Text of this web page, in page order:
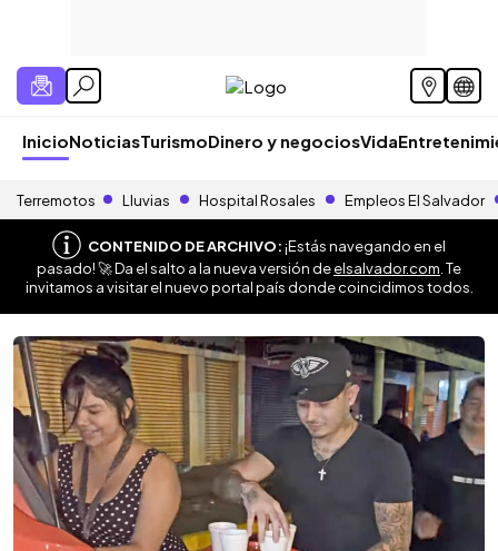
InicioNoticiasTurismoDinero y negociosVida
Terremotos Lluvias Hospital Rosales Empleos El Salvador
CONTENIDO DE ARCHIVO:¡Estás navegando en el
pasado! 🚀 Da el salto a la nueva versión deelsalvador.com . Te
invitamos a visitar el nuevo portal país donde coincidimos todos.